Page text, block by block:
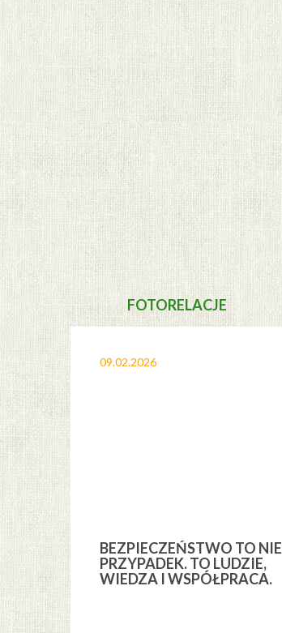
FOTORELACJE
Z
GMINY
09.02.2026
BEZPIECZEŃSTWO TO NIE
PRZYPADEK. TO LUDZIE,
WIEDZA I WSPÓŁPRACA.